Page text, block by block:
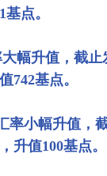
点。
幅升值，截
742基点。
率小幅升值，
升值100基点。